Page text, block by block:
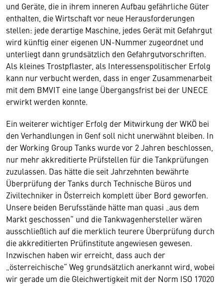
und Geräte, die in ihrem inneren Aufbau gefährliche Güter
enthalten, die Wirtschaft vor neue Herausforderungen
stellen: jede derartige Maschine, jedes Gerät mit Gefahrgut
wird künftig einer eigenen UN-Nummer zugeordnet und
unterliegt dann grundsätzlich den Gefahrgutvorschriften.
Als kleines Trostpflaster, als Interessenspolitischer Erfolg
kann nur verbucht werden, dass in enger Zusammenarbeit
mit dem BMVIT eine lange Übergangsfrist bei der UNECE
erwirkt werden konnte.
Ein weiterer wichtiger Erfolg der Mitwirkung der WKÖ bei
den Verhandlungen in Genf soll nicht unerwähnt bleiben. In
der Working Group Tanks wurde vor 2 Jahren beschlossen,
nur mehr akkreditierte Prüfstellen für die Tankprüfungen
zuzulassen. Das hätte die seit Jahrzehnten bewährte
Überprüfung der Tanks durch Technische Büros und
Ziviltechniker in Österreich komplett über Bord geworfen.
Unsere beiden Berufsstände hätte man quasi „aus dem
Markt geschossen“ und die Tankwagenhersteller wären
ausschließlich auf die merklich teurere Überprüfung durch
die akkreditierten Prüfinstitute angewiesen gewesen.
Inzwischen haben wir erreicht, dass auch der
„österreichische“ Weg grundsätzlich anerkannt wird, wobei
wir gerade um die Gleichwertigkeit mit der Norm ISO 17020